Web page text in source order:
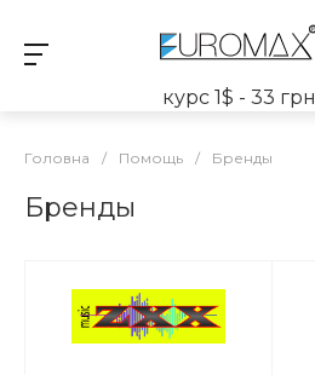
курс 1$ - 33 грн
Головна / Помощь / Бренды
Бренды